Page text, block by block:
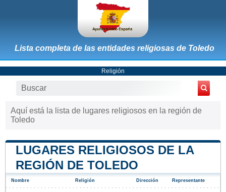
Lista completa de las entidades religiosas de Toledo
Religión
Aquí está la lista de lugares religiosos en la región de
Toledo
LUGARES RELIGIOSOS DE LA
REGIÓN DE TOLEDO
Nombre Religión Dirección Representante